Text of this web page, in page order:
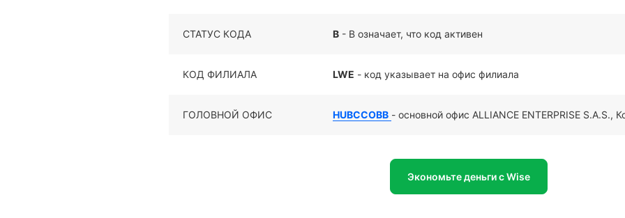
СТАТУС КОДА B - B означает, что код активен
КОД ФИЛИАЛА LWE - код указывает на офис филиала
ГОЛОВНОЙ ОФИС HUBCCOBB - основной офис ALLIANCE ENTERPRISE S.A.S.,
Экономьте деньги с Wise